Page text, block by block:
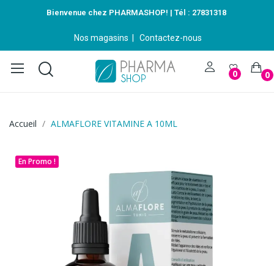
Bienvenue chez PHARMASHOP! | Tél : 27831318
Nos magasins Contactez-nous
0 0
Accueil ALMAFLORE VITAMINE A 10ML
En Promo !